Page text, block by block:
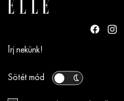
Írj nekünk!
Sötét mód